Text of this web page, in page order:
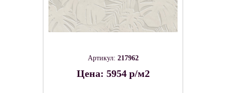
Артикул: 217962
Цена: 5954 р/м2